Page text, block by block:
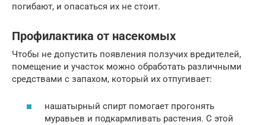
погибают, и опасаться их не стоит.
Профилактика от насекомых
Чтобы не допустить появления ползучих вредителей,
помещение и участок можно обработать различными
средствами с запахом, который их отпугивает:
нашатырный спирт помогает прогонять
муравьев и подкармливать растения. С этой